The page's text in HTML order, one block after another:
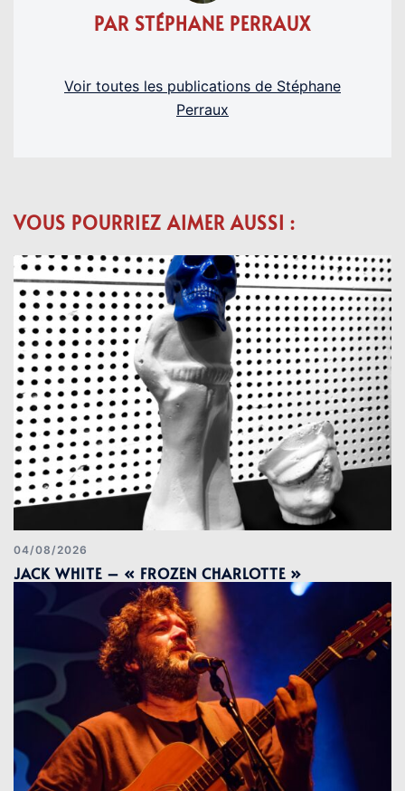
PAR STÉPHANE PERRAUX
Voir toutes les publications de Stéphane
Perraux
VOUS POURRIEZ AIMER AUSSI :
04/08/2026
JACK WHITE – « FROZEN CHARLOTTE »